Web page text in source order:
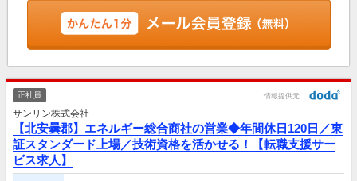
正社員 情報提供元
サンリン株式会社
【北安曇郡】エネルギー総合商社の営業◆年間休日120日／東
証スタンダード上場／技術資格を活かせる！【転職支援サー
ビス求人】